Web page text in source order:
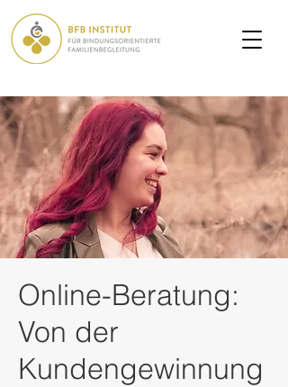
Online-Beratung:
Von der
Kundengewinnung